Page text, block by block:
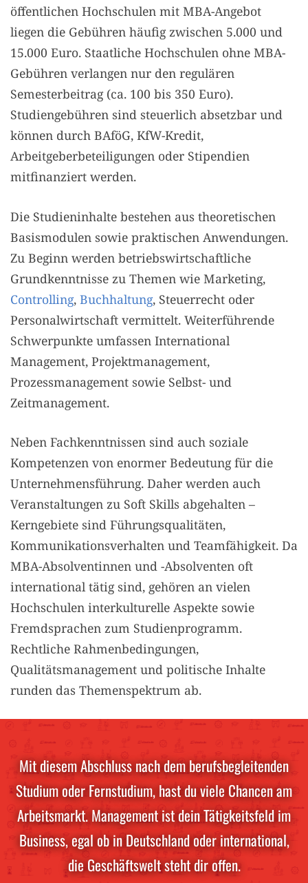
öffentlichen Hochschulen mit MBA-Angebot
liegen die Gebühren häufig zwischen 5.000 und
15.000 Euro. Staatliche Hochschulen ohne MBA-
Gebühren verlangen nur den regulären
Semesterbeitrag (ca. 100 bis 350 Euro).
Studiengebühren sind steuerlich absetzbar und
können durch BAföG, KfW-Kredit,
Arbeitgeberbeteiligungen oder Stipendien
mitfinanziert werden.
Die Studieninhalte bestehen aus theoretischen
Basismodulen sowie praktischen Anwendungen.
Zu Beginn werden betriebswirtschaftliche
Grundkenntnisse zu Themen wie Marketing,
Controlling, Buchhaltung, Steuerrecht oder
Personalwirtschaft vermittelt. Weiterführende
Schwerpunkte umfassen International
Management, Projektmanagement,
Prozessmanagement sowie Selbst- und
Zeitmanagement.
Neben Fachkenntnissen sind auch soziale
Kompetenzen von enormer Bedeutung für die
Unternehmensführung. Daher werden auch
Veranstaltungen zu Soft Skills abgehalten –
Kerngebiete sind Führungsqualitäten,
Kommunikationsverhalten und Teamfähigkeit. Da
MBA-Absolventinnen und -Absolventen oft
international tätig sind, gehören an vielen
Hochschulen interkulturelle Aspekte sowie
Fremdsprachen zum Studienprogramm.
Rechtliche Rahmenbedingungen,
Qualitätsmanagement und politische Inhalte
runden das Themenspektrum ab.
Mit diesem Abschluss nach dem berufsbegleitenden
Studium oder Fernstudium, hast du viele Chancen am
Arbeitsmarkt. Management ist dein Tätigkeitsfeld im
Business, egal ob in Deutschland oder international,
die Geschäftswelt steht dir offen.